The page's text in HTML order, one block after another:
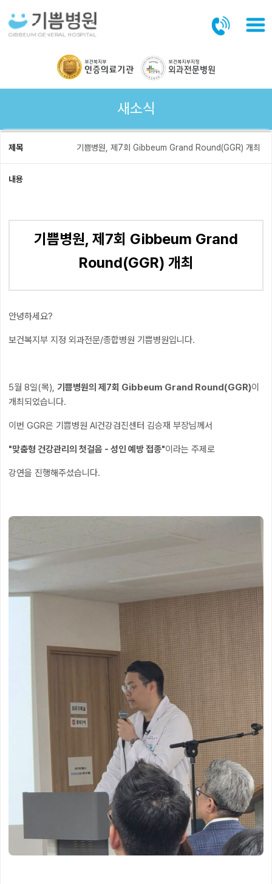
새소식
제목 기쁨병원, 제7회 Gibbeum Grand Round(GGR) 개최
내용
기쁨병원, 제7회 Gibbeum Grand
Round(GGR) 개최
안녕하세요?
보건복지부 지정 외과전문/종합병원 기쁨병원입니다.
5월 8일(목), 기쁨병원의 제7회 Gibbeum Grand Round(GGR)이
개최되었습니다.
이번 GGR은 기쁨병원 AI건강검진센터 김승재 부장님께서
"맞춤형 건강관리의 첫걸음 - 성인 예방 접종"이라는 주제로
강연을 진행해주셨습니다.